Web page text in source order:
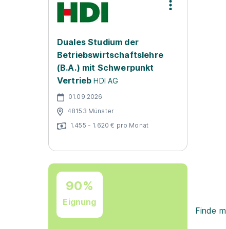
Duales Studium der
Betriebswirtschaftslehre
(B.A.) mit Schwerpunkt
Vertrieb HDI AG
01.09.2026
48153 Münster
1.455 - 1.620 € pro Monat
90%
Eignung
Finde